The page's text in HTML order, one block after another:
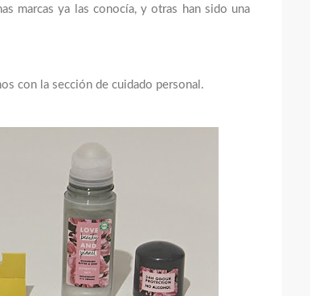
marcas ya las conocía, y otras han sido una
con la sección de cuidado personal.